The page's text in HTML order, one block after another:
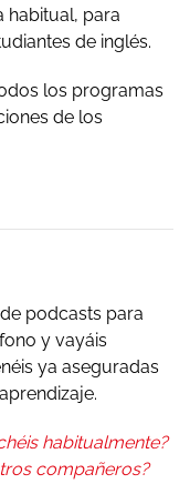
habitual, para
de inglés.
los programas
de los
podcasts para
y vayáis
ya aseguradas
habitualmente?
compañeros?